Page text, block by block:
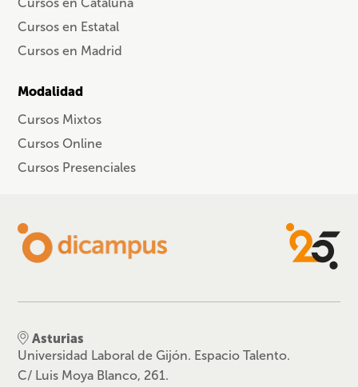
Cursos en Cataluña
Cursos en Estatal
Cursos en Madrid
Modalidad
Cursos Mixtos
Cursos Online
Cursos Presenciales
Asturias
Universidad Laboral de Gijón. Espacio Talento.
C/ Luis Moya Blanco, 261.